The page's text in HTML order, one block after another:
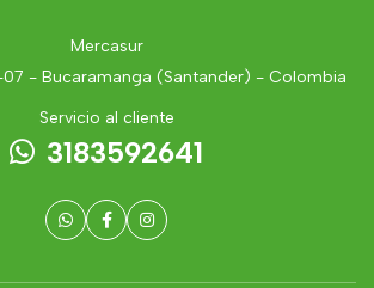
Mercasur
- Bucaramanga (Santander) - Colombia
Servicio al cliente
3183592641